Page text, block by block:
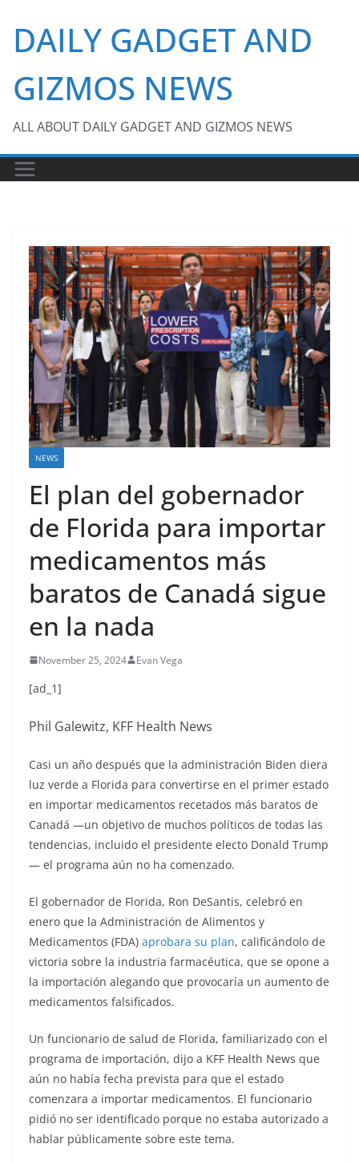
content
DAILY GADGET AND
GIZMOS NEWS
ALL ABOUT DAILY GADGET AND GIZMOS NEWS
NEWS
El plan del gobernador
de Florida para importar
medicamentos más
baratos de Canadá sigue
en la nada
November 25, 2024 Evan Vega
[ad_1]
Phil Galewitz, KFF Health News
Casi un año después que la administración Biden diera
luz verde a Florida para convertirse en el primer estado
en importar medicamentos recetados más baratos de
Canadá —un objetivo de muchos políticos de todas las
tendencias, incluido el presidente electo Donald Trump
— el programa aún no ha comenzado.
El gobernador de Florida, Ron DeSantis, celebró en
enero que la Administración de Alimentos y
Medicamentos (FDA) aprobara su plan, calificándolo de
victoria sobre la industria farmacéutica, que se opone a
la importación alegando que provocaría un aumento de
medicamentos falsificados.
Un funcionario de salud de Florida, familiarizado con el
programa de importación, dijo a KFF Health News que
aún no había fecha prevista para que el estado
comenzara a importar medicamentos. El funcionario
pidió no ser identificado porque no estaba autorizado a
hablar públicamente sobre este tema.